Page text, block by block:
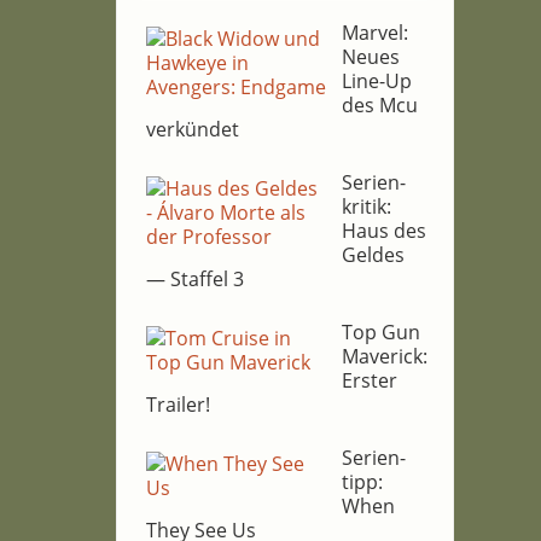
Mar­vel:
Neu­es
Line-Up
des Mcu
verkündet
Seri­en­
kri­tik:
Haus des
Gel­des
— Staf­fel 3
Top Gun
Maverick:
Ers­ter
Trailer!
Seri­en­
tipp:
When
They See Us